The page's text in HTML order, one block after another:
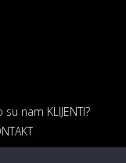
su nam KLIJENTI?